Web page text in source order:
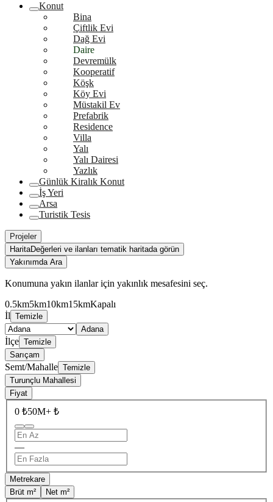
Konut
Bina
Çiftlik Evi
Dağ Evi
Daire
Devremülk
Kooperatif
Köşk
Köy Evi
Müstakil Ev
Prefabrik
Residence
Villa
Yalı
Yalı Dairesi
Yazlık
Günlük Kiralık Konut
İş Yeri
Arsa
Turistik Tesis
Projeler
HaritaDeğerleri ve ilanları tematik haritada görün
Yakınımda Ara
Konumuna yakın ilanlar için yakınlık mesafesini seç.
0.5km5km10km15kmKapalı
İl Temizle
Adana
İlçe Temizle
Sarıçam
Semt/Mahalle Temizle
Turunçlu Mahallesi
Fiyat
0 ₺50M+ ₺
—
Metrekare
Brüt m²
Net m²